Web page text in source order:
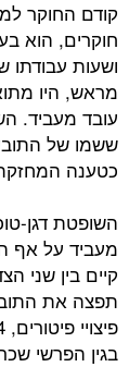
למעמד של
בעצם החזיק
של התובע,
מתואמות עם
השופטת
הופיע
מבחן
טוכמן פסקה,
הסכם
הצדדים. על
הוצאות משפטיות.